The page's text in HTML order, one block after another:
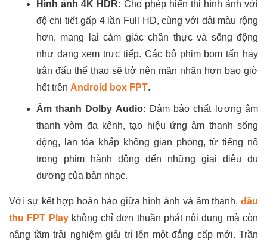
Hình ảnh 4K HDR: Cho phép hiển thị hình ảnh với
độ chi tiết gấp 4 lần Full HD, cùng với dải màu rộng
hơn, mang lại cảm giác chân thực và sống động
như đang xem trực tiếp. Các bộ phim bom tấn hay
trận đấu thể thao sẽ trở nên mãn nhãn hơn bao giờ
hết trên Android box FPT.
Âm thanh Dolby Audio: Đảm bảo chất lượng âm
thanh vòm đa kênh, tạo hiệu ứng âm thanh sống
động, lan tỏa khắp không gian phòng, từ tiếng nổ
trong phim hành động đến những giai điệu du
dương của bản nhạc.
Với sự kết hợp hoàn hảo giữa hình ảnh và âm thanh, đầu
thu FPT Playkhông chỉ đơn thuần phát nội dung mà còn
nâng tầm trải nghiệm giải trí lên một đẳng cấp mới. Trần